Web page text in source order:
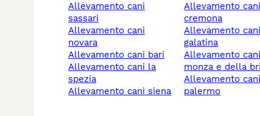
allevamento cani
sassari
allevamento cani
novara
allevamento cani bari
allevamento cani la
spezia
allevamento cani siena
allevamento cani
cremona
allevamento cani
galatina
allevamento cani
monza e della
allevamento cani
palermo